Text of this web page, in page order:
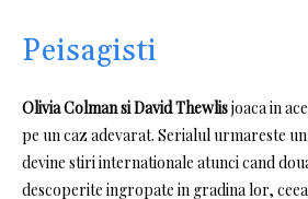
Peisagisti
Olivia Colman si David Thewlisjoacain
pe un caz adevarat. Serialul urmareste
devine stiri internationale atunci cand
descoperite ingropate in gradina lor,